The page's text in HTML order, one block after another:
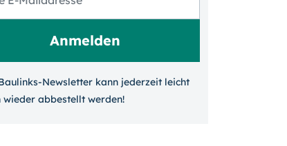
Newsletter kann jeder­zeit leicht
wieder ab­bestellt werden!